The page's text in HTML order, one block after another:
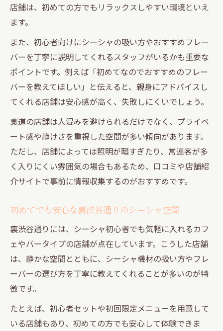
店舗は、初めての方でもリラックスしやすい環境といえ
ます。
また、初心者向けにシーシャの吸い方やおすすめフレー
バーを丁寧に説明してくれるスタッフがいるかも重要な
ポイントです。例えば「初めてなのでおすすめのフレー
バーを教えてほしい」と伝えると、親身にアドバイスし
てくれる店舗は安心感が高く、失敗しにくいでしょう。
裏道の店舗は人混みを避けられるだけでなく、プライベ
ート感や静けさを重視した空間が多い傾向があります。
ただし、店舗によっては照明が暗すぎたり、常連客が多
く入りにくい雰囲気の場合もあるため、口コミや店舗紹
介サイトで事前に情報収集するのがおすすめです。
初めてでも安心な裏渋谷通りのシーシャ空間
裏渋谷通りには、シーシャ初心者でも気軽に入れるカフ
ェやバータイプの店舗が点在しています。こうした店舗
は、静かな空間とともに、シーシャ機材の扱い方やフレ
ーバーの選び方を丁寧に教えてくれることが多いのが特
徴です。
たとえば、初心者セットや初回限定メニューを用意して
いる店舗もあり、初めての方でも安心して体験できま